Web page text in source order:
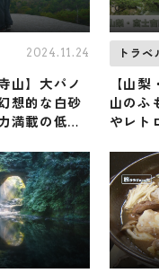
2024.11.24
山】大パノ
想的な白砂
満載の低山
メシ！コラ
トラベ
【山
山のふ
やレト